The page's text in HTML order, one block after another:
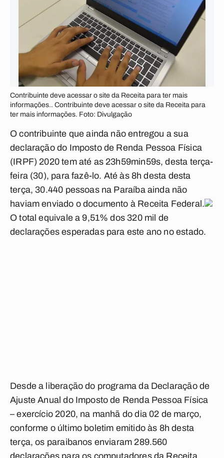
Contribuinte deve acessar o site da Receita para ter mais
informações.. Contribuinte deve acessar o site da Receita para
ter mais informações. Foto: Divulgação
O contribuinte que ainda não entregou a sua
declaração do Imposto de Renda Pessoa Física
(IRPF) 2020 tem até as 23h59min59s, desta terça-
feira (30), para fazê-lo. Até às 8h desta desta
terça, 30.440 pessoas na Paraíba ainda não
haviam enviado o documento à Receita Federal.
O total equivale a 9,51% dos 320 mil de
declarações esperadas para este ano no estado.
Desde a liberação do programa da Declaração de
Ajuste Anual do Imposto de Renda Pessoa Física
– exercício 2020, na manhã do dia 02 de março,
conforme o último boletim emitido às 8h desta
terça, os paraibanos enviaram 289.560
declarações para os computadores da Receita